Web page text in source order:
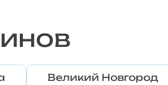
Великий Новгород